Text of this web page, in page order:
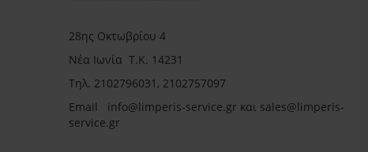
28ης Οκτωβρίου 4
Νέα Ιωνία Τ.Κ. 14231
Τηλ. 2102796031, 2102757097
Email info@limperis-service.gr και sales@limperis-
service.gr